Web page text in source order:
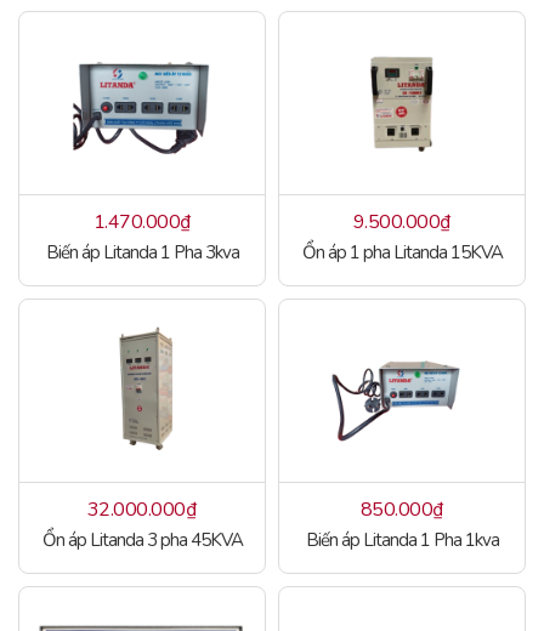
1.470.000₫
Biến áp Litanda 1 Pha 3kva
9.500.000₫
Ổn áp 1 pha Litanda 15KVA
32.000.000₫
Ổn áp Litanda 3 pha 45KVA
850.000₫
Biến áp Litanda 1 Pha 1kva